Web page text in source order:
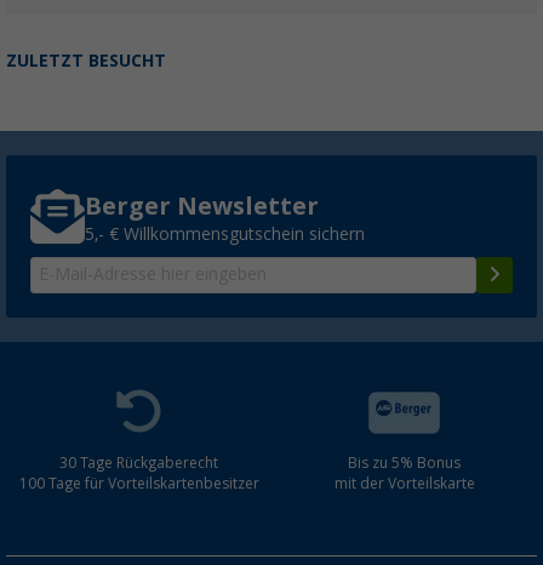
ZULETZT BESUCHT
Berger Newsletter
5,- € Willkommensgutschein sichern
30 Tage Rückgaberecht
100 Tage für Vorteilskartenbesitzer
Bis zu 5% Bonus
mit der Vorteilskarte